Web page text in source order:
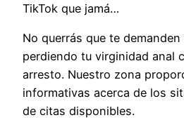
TikTok que jamá…
No querrás que te
perdiendo tu virginidad anal
arresto. Nuestro zona
informativas acerca de los
de citas disponibles.